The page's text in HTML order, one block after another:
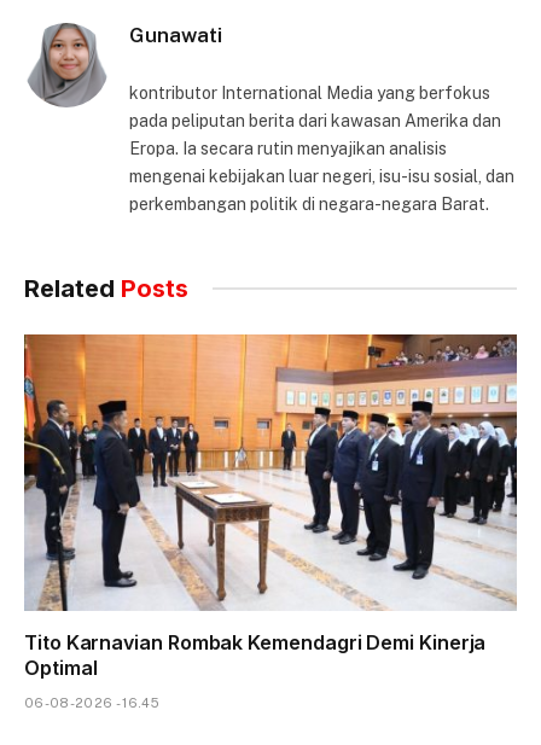
Gunawati
kontributor International Media yang berfokus
pada peliputan berita dari kawasan Amerika dan
Eropa. Ia secara rutin menyajikan analisis
mengenai kebijakan luar negeri, isu-isu sosial, dan
perkembangan politik di negara-negara Barat.
Related Posts
Tito Karnavian Rombak Kemendagri Demi Kinerja
Optimal
06-08-2026 - 16.45